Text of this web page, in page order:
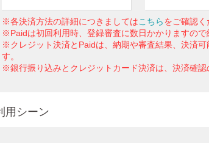
※各決済方法の詳細につきましてはこちらをご確認く
※Paidは初回利用時、登録審査に数日かかりますので
※クレジット決済とPaidは、納期や審査結果、決済
す。
※銀行振り込みとクレジットカード決済は、決済確認
用シーン